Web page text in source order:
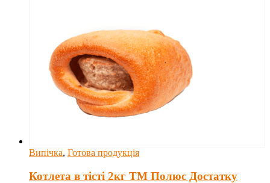
Випічка, Готова продукція
Котлета в тісті 2кг ТМ Полюс Достатку